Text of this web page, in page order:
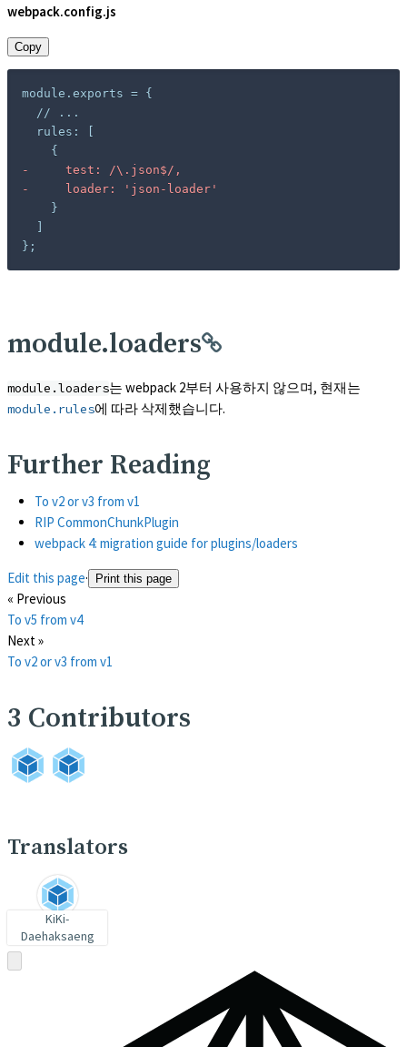
webpack.config.js
Copy
-
-
};
module.loaders
module.loaders는 webpack 2부터 사용하지 않으며, 현재는
module.rules에 따라 삭제했습니다.
Further Reading
To v2 or v3 from v1
RIP CommonChunkPlugin
webpack 4: migration guide for plugins/loaders
Edit this page· Print this page
« Previous
To v5 from v4
Next »
To v2 or v3 from v1
3 Contributors
Translators
KiKi-
Daehaksaeng